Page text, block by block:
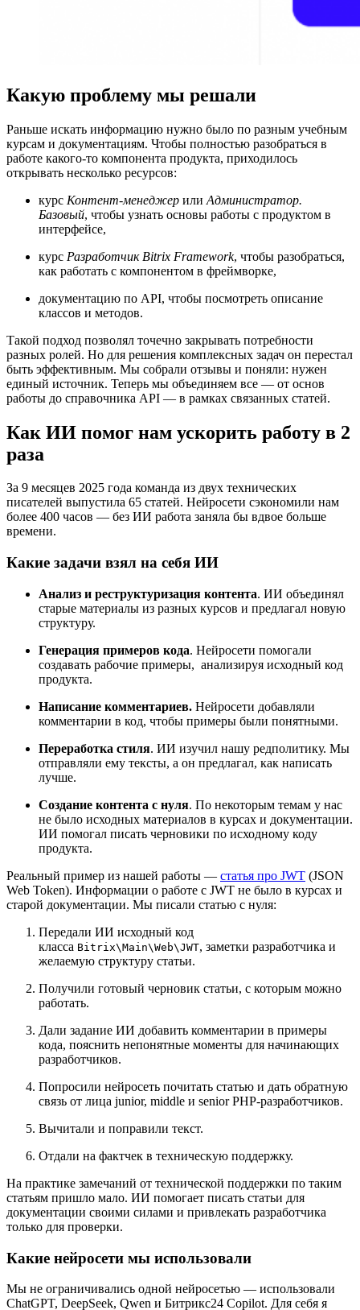
Какую проблему мы решали
Раньше искать информацию нужно было по разным учебным
курсам и документациям. Чтобы полностью разобраться в
работе какого-то компонента продукта, приходилось
открывать несколько ресурсов:
курс Контент-менеджер или Администратор.
Базовый, чтобы узнать основы работы с продуктом в
интерфейсе,
курс Разработчик Bitrix Framework, чтобы разобраться,
как работать с компонентом в фреймворке,
документацию по API, чтобы посмотреть описание
классов и методов.
Такой подход позволял точечно закрывать потребности
разных ролей. Но для решения комплексных задач он перестал
быть эффективным. Мы собрали отзывы и поняли: нужен
единый источник. Теперь мы объединяем все — от основ
работы до справочника API — в рамках связанных статей.
Как ИИ помог нам ускорить работу в 2
раза
За 9 месяцев 2025 года команда из двух технических
писателей выпустила 65 статей. Нейросети сэкономили нам
более 400 часов — без ИИ работа заняла бы вдвое больше
времени.
Какие задачи взял на себя ИИ
Анализ и реструктуризация контента. ИИ объединял
старые материалы из разных курсов и предлагал новую
структуру.
Генерация примеров кода. Нейросети помогали
создавать рабочие примеры, анализируя исходный код
продукта.
Написание комментариев. Нейросети добавляли
комментарии в код, чтобы примеры были понятными.
Переработка стиля. ИИ изучил нашу редполитику. Мы
отправляли ему тексты, а он предлагал, как написать
лучше.
Создание контента с нуля. По некоторым темам у нас
не было исходных материалов в курсах и документации.
ИИ помогал писать черновики по исходному коду
продукта.
Реальный пример из нашей работы — статья про JWT (JSON
Web Token). Информации о работе с JWT не было в курсах и
старой документации. Мы писали статью с нуля:
Передали ИИ исходный код
класса Bitrix\Main\Web\JWT, заметки разработчика и
желаемую структуру статьи.
Получили готовый черновик статьи, с которым можно
работать.
Дали задание ИИ добавить комментарии в примеры
кода, пояснить непонятные моменты для начинающих
разработчиков.
Попросили нейросеть почитать статью и дать обратную
связь от лица junior, middle и senior PHP-разработчиков.
Вычитали и поправили текст.
Отдали на фактчек в техническую поддержку.
На практике замечаний от технической поддержки по таким
статьям пришло мало. ИИ помогает писать статьи для
документации своими силами и привлекать разработчика
только для проверки.
Какие нейросети мы использовали
Мы не ограничивались одной нейросетью — использовали
ChatGPT, DeepSeek, Qwen и Битрикс24 Copilot. Для себя я